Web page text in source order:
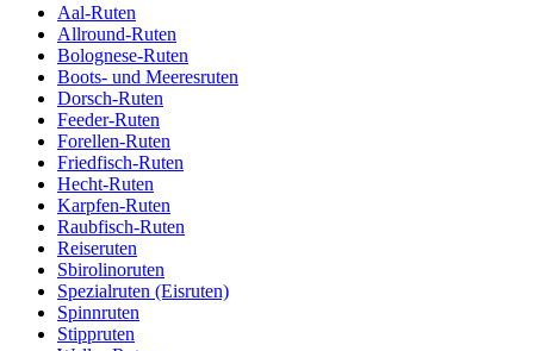
Aal-Ruten
Allround-Ruten
Bolognese-Ruten
Boots- und Meeresruten
Dorsch-Ruten
Feeder-Ruten
Forellen-Ruten
Friedfisch-Ruten
Hecht-Ruten
Karpfen-Ruten
Raubfisch-Ruten
Reiseruten
Sbirolinoruten
Spezialruten (Eisruten)
Spinnruten
Stippruten